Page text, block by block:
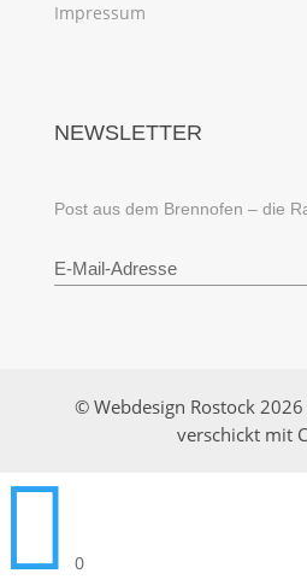
Impressum
NEWSLETTER
Post aus dem Brennofen – die
© Webdesign Rostock
verschickt mit
 0